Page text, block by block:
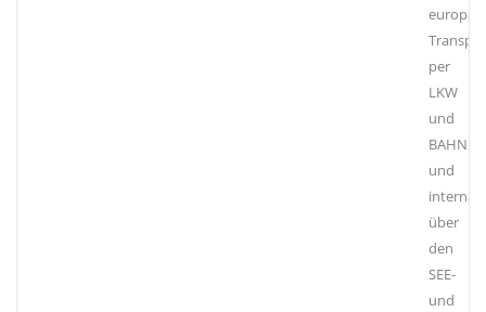
per
LKW
und
BAHN
und
über
den
SEE-
und